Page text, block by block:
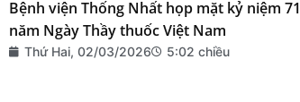
Bệnh viện Thống Nhất họp mặt kỷ niệm 71
năm Ngày Thầy thuốc Việt Nam
Thứ Hai, 02/03/2026 5:02 chiều